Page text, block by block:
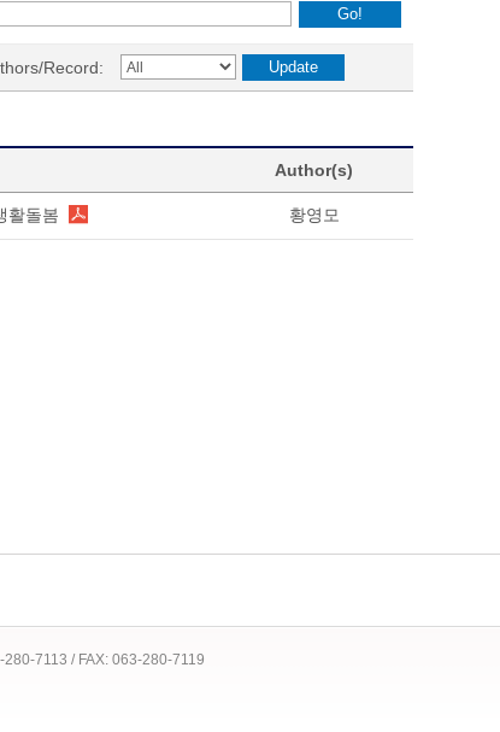
Record:
Author(s)
활돌봄 황영모
7113 / FAX: 063-280-7119